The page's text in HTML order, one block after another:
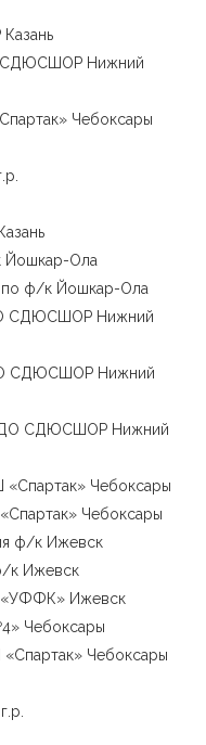
СДЮСШОР Нижний
Чебоксары
Йошкар-Ола
по ф/к Йошкар-Ола
СДЮСШОР Нижний
СДЮСШОР Нижний
ДО СДЮСШОР Нижний
«Спартак» Чебоксары
Чебоксары
ф/к Ижевск
к Ижевск
«УФФК» Ижевск
Чебоксары
Чебоксары